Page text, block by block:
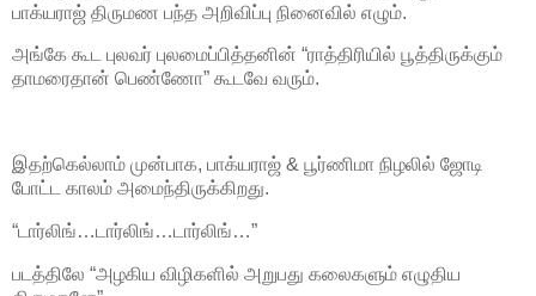
பாக்யராஜ் திருமண பந்த அறிவிப்பு நினைவில் எழும்.
அங்கே கூட புலவர் புலமைப்பித்தனின் “ராத்திரியில் பூத்திருக்கும்
தாமரைதான் பெண்ணோ” கூடவே வரும்.
இதற்கெல்லாம் முன்பாக, பாக்யராஜ் & பூர்ணிமா நிழலில் ஜோடி
போட்ட காலம் அமைந்திருக்கிறது.
“டார்லிங்…டார்லிங்…டார்லிங்…”
படத்திலே “அழகிய விழிகளில் அறுபது கலைகளும் எழுதிய